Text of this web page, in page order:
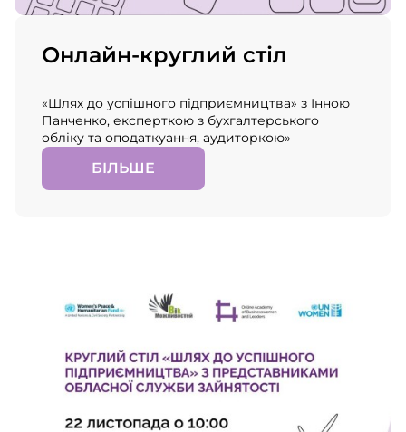
Онлайн-круглий стіл
«Шлях до успішного підприємництва» з Інною
Панченко, експерткою з бухгалтерського
обліку та оподаткуання, аудиторкою»
БІЛЬШЕ